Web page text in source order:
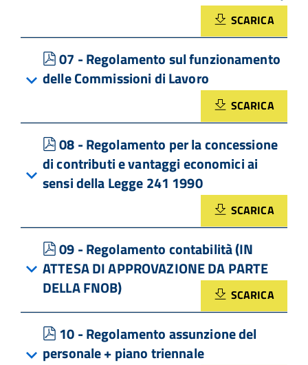
SCARICA
pdf
07 - Regolamento sul funzionamento
delle Commissioni di Lavoro
SCARICA
pdf
08 - Regolamento per la concessione
di contributi e vantaggi economici ai
sensi della Legge 241 1990
SCARICA
pdf
09 - Regolamento contabilità (IN
ATTESA DI APPROVAZIONE DA PARTE
DELLA FNOB)
SCARICA
pdf
10 - Regolamento assunzione del
personale + piano triennale